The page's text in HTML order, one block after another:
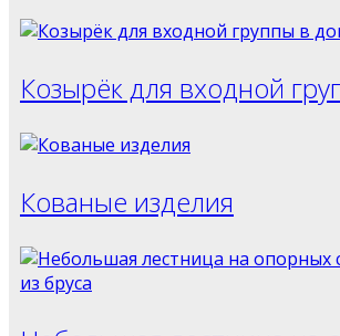
Козырёк для входной
Кованые изделия